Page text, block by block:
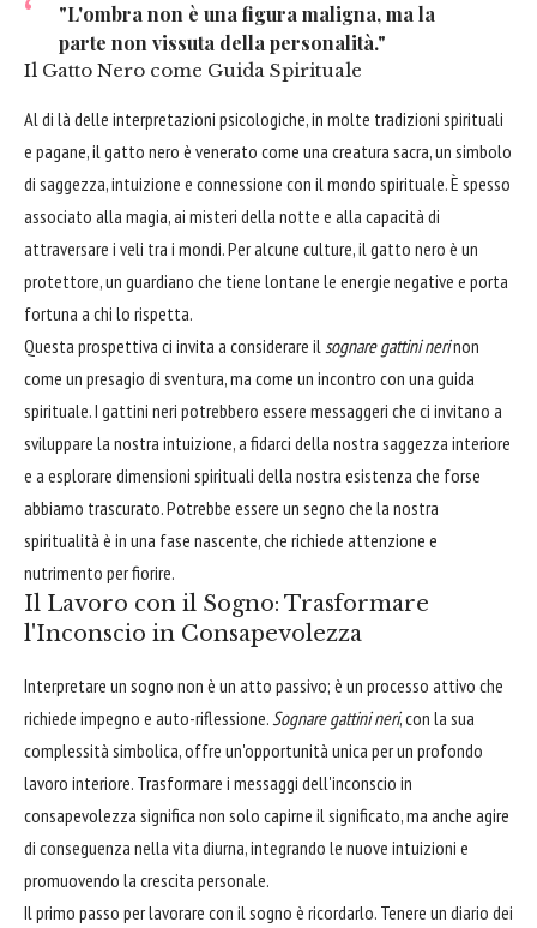
"L'ombra non è una figura maligna, ma la
parte non vissuta della personalità."
Il Gatto Nero come Guida Spirituale
Al di là delle interpretazioni psicologiche, in molte tradizioni spirituali
e pagane, il gatto nero è venerato come una creatura sacra, un simbolo
di saggezza, intuizione e connessione con il mondo spirituale. È spesso
associato alla magia, ai misteri della notte e alla capacità di
attraversare i veli tra i mondi. Per alcune culture, il gatto nero è un
protettore, un guardiano che tiene lontane le energie negative e porta
fortuna a chi lo rispetta.
Questa prospettiva ci invita a considerare ilsognare gattini nerinon
come un presagio di sventura, ma come un incontro con una guida
spirituale. I gattini neri potrebbero essere messaggeri che ci invitano a
sviluppare la nostra intuizione, a fidarci della nostra saggezza interiore
e a esplorare dimensioni spirituali della nostra esistenza che forse
abbiamo trascurato. Potrebbe essere un segno che la nostra
spiritualità è in una fase nascente, che richiede attenzione e
nutrimento per fiorire.
Il Lavoro con il Sogno: Trasformare
l'Inconscio in Consapevolezza
Interpretare un sogno non è un atto passivo; è un processo attivo che
richiede impegno e auto-riflessione.Sognare gattini neri, con la sua
complessità simbolica, offre un'opportunità unica per un profondo
lavoro interiore. Trasformare i messaggi dell'inconscio in
consapevolezza significa non solo capirne il significato, ma anche agire
di conseguenza nella vita diurna, integrando le nuove intuizioni e
promuovendo la crescita personale.
Il primo passo per lavorare con il sogno è ricordarlo. Tenere un diario dei